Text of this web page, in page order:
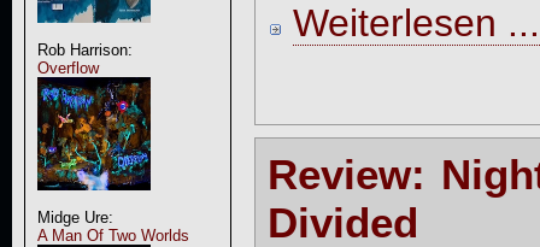
Rob Harrison:
Overflow
Midge Ure:
A Man Of Two Worlds
Weiterlesen ...
Review:
Divided